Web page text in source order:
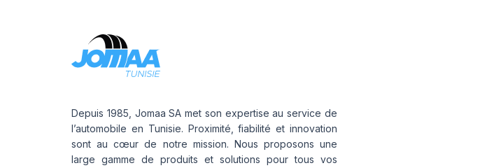
Depuis 1985, Jomaa SA met son expertise au service de
l’automobile en Tunisie. Proximité, fiabilité et innovation
sont au cœur de notre mission. Nous proposons une
large gamme de produits et solutions pour tous vos